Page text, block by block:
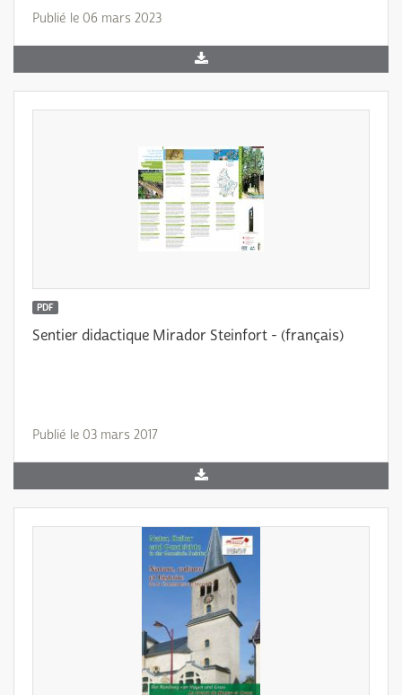
Publié le 06 mars 2023
PDF
Sentier didactique Mirador Steinfort - (français)
Publié le 03 mars 2017